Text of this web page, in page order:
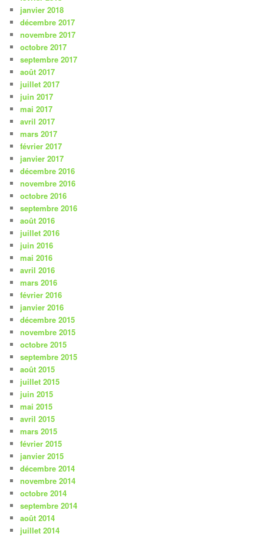
janvier 2018
décembre 2017
novembre 2017
octobre 2017
septembre 2017
août 2017
juillet 2017
juin 2017
mai 2017
avril 2017
mars 2017
février 2017
janvier 2017
décembre 2016
novembre 2016
octobre 2016
septembre 2016
août 2016
juillet 2016
juin 2016
mai 2016
avril 2016
mars 2016
février 2016
janvier 2016
décembre 2015
novembre 2015
octobre 2015
septembre 2015
août 2015
juillet 2015
juin 2015
mai 2015
avril 2015
mars 2015
février 2015
janvier 2015
décembre 2014
novembre 2014
octobre 2014
septembre 2014
août 2014
juillet 2014